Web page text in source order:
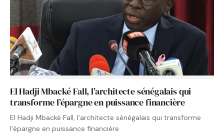
El Hadji Mbacké Fall, l’architecte sénégalais qui
transforme l’épargne en puissance financière
El Hadji Mbacké Fall, l’architecte sénégalais qui transforme
l’épargne en puissance financière